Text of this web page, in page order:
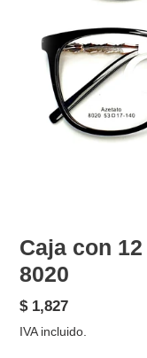
Caja con
8020
Precio
habitual
$ 1,827
IVA incluido.